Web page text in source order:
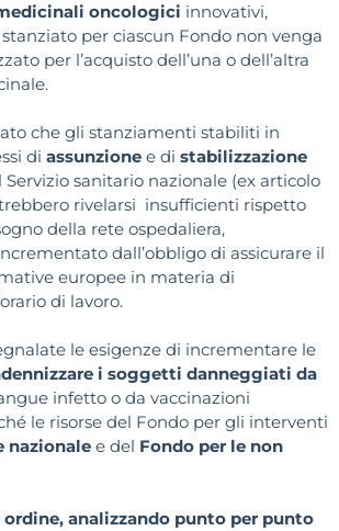
oncologici innovativi,
per ciascun Fondo non venga
per l’acquisto dell’una o dell’altra
che gli stanziamenti stabiliti in
di assunzione e di stabilizzazione
Servizio sanitario nazionale (ex articolo
rivelarsi insufficienti rispetto
della rete ospedaliera,
dall’obbligo di assicurare il
europee in materia di
di lavoro.
le esigenze di incrementare le
i soggetti danneggiati da
infetto o da vaccinazioni
le risorse del Fondo per gli interventi
nazionale e del Fondo per le non
ordine, analizzando punto per punto